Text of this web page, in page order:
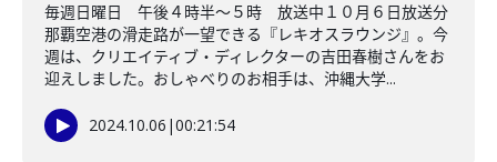
毎週日曜日 午後４時半～５時 放送中１０月６日放送分
那覇空港の滑走路が一望できる『レキオスラウンジ』。今
週は、クリエイティブ・ディレクターの吉田春樹さんをお
迎えしました。おしゃべりのお相手は、沖縄大学...
2024.10.06 |00:21:54